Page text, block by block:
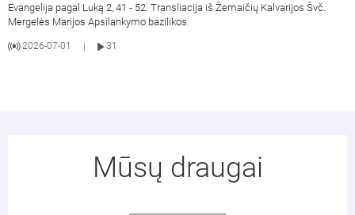
Evangelija pagal Luką 2, 41 - 52. Transliacija iš Žemaičių Kalvarijos Švč.
Mergelės Marijos Apsilankymo bazilikos.
2026-07-01 31
Mūsų draugai